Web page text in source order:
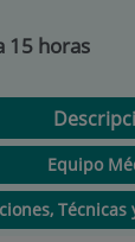
15 horas
Equipo